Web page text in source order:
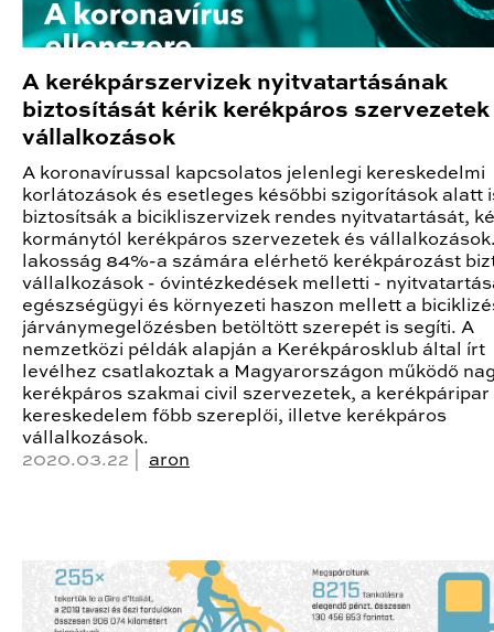
A kerékpárszervizek nyitvatartásának
biztosítását kérik kerékpáros szervezetek
vállalkozások
A koronavírussal kapcsolatos jelenlegi kereskedelmi
korlátozások és esetleges későbbi szigorítások alatt
biztosítsák a bicikliszervizek rendes nyitvatartását,
kormánytól kerékpáros szervezetek és
lakosság 84%-a számára elérhető kerékpározást
vállalkozások - óvintézkedések melletti -
egészségügyi és környezeti haszon mellett a
járványmegelőzésben betöltött szerepét is segíti. A
nemzetközi példák alapján a Kerékpárosklub által írt
levélhez csatlakoztak a Magyarországon működő
kerékpáros szakmai civil szervezetek, a kerékpáripar
kereskedelem főbb szereplői, illetve kerékpáros
vállalkozások.
2020.03.22 | aron